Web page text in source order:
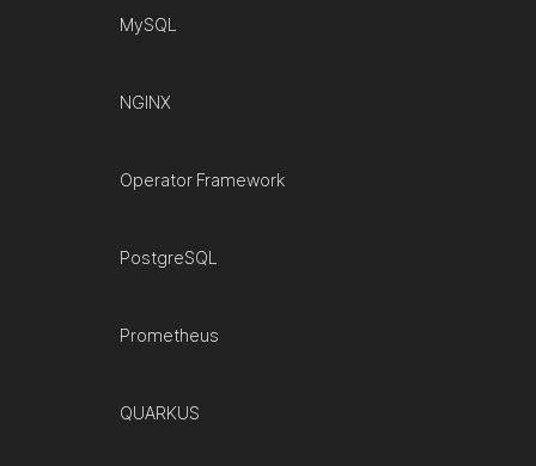
MySQL
NGINX
Operator Framework
PostgreSQL
Prometheus
QUARKUS